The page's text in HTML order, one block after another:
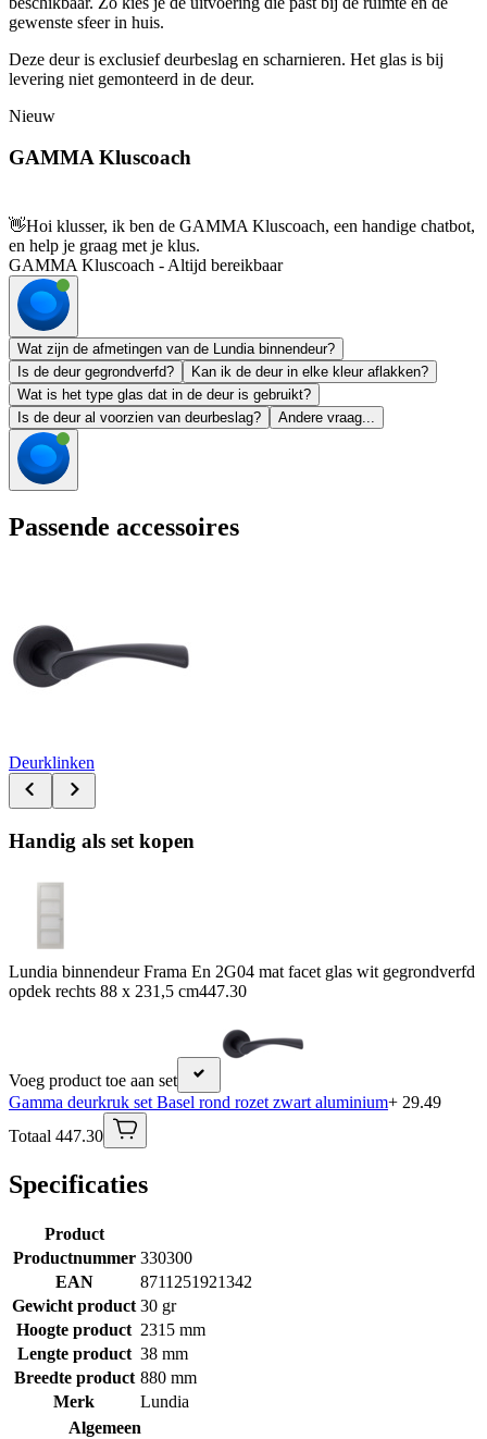
gewenste sfeer in huis.
Deze deur is exclusief deurbeslag en scharnieren. Het glas is bij
levering niet gemonteerd in de deur.
Nieuw
GAMMA Kluscoach
👋Hoi klusser, ik ben de GAMMA Kluscoach, een handige chatbot,
en help je graag met je klus.
GAMMA Kluscoach - Altijd bereikbaar
Wat zijn de afmetingen van de Lundia binnendeur?
Is de deur gegrondverfd?
Kan ik de deur in elke kleur aflakken?
Wat is het type glas dat in de deur is gebruikt?
Is de deur al voorzien van deurbeslag?
Andere vraag...
Passende accessoires
Deurklinken
Handig als set kopen
Lundia binnendeur Frama En 2G04 mat facet glas wit gegrondverfd
opdek rechts 88 x 231,5 cm447.30
Voeg product toe aan set
Gamma deurkruk set Basel rond rozet zwart aluminium+ 29.49
Totaal 447.30
Specificaties
Product
Productnummer 330300
EAN
8711251921342
Gewicht product 30 gr
Hoogte product 2315 mm
Lengte product 38 mm
Breedte product 880 mm
Merk
Lundia
Algemeen